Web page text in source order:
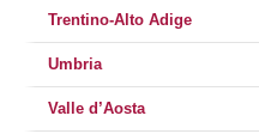
Trentino-Alto Adige
Umbria
Valle d’Aosta